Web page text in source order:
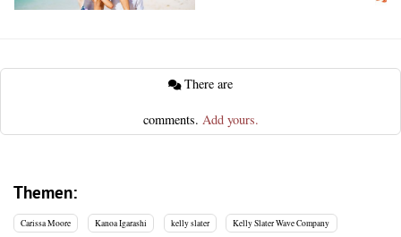
comments. Add yours.
Themen:
Carissa Moore Kanoa Igarashi kelly slater Kelly Slater Wave Company